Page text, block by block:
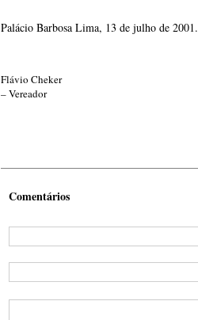
Palácio Barbosa Lima, 13 de julho de 2001.
Flávio Cheker
– Vereador
Comentários